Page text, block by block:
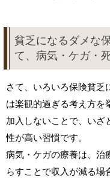
貧乏になるダメな
て、病気・ケガ・
さて、いろいろ保険貧乏
は楽観的過ぎる考え方を
加入しないことで、いざ
性が高い習慣です。
病気・ケガの療養は、治
らすことで収入が減る場